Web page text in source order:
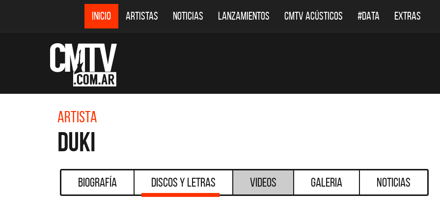
INICIO ARTISTAS NOTICIAS LANZAMIENTOS CMTV ACÚSTICOS #DATA EXTRAS
Artista
Duki
Biografía Discos y Letras Videos Galeria Noticias
DESTACADOS DESTACADOS